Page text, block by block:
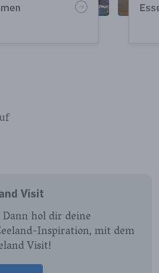
Visit
hol dir deine
Inspiration, mit dem
Visit!